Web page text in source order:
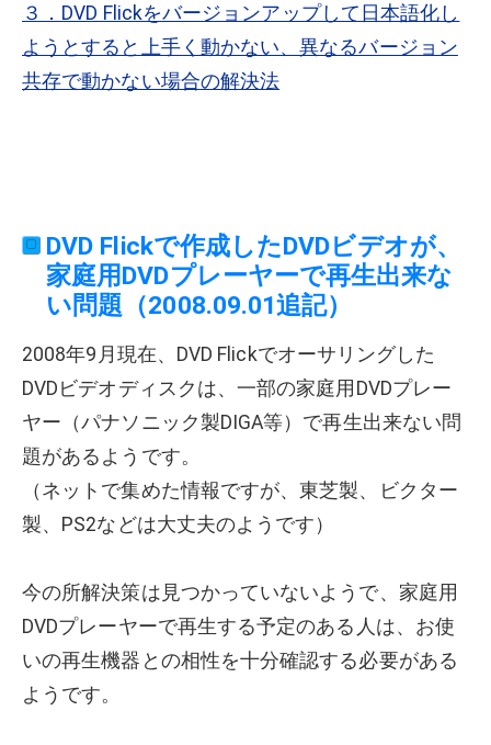
３．DVD Flickをバージョンアップして日本語化し
ようとすると上手く動かない、異なるバージョン
共存で動かない場合の解決法
DVD Flickで作成したDVDビデオが、
家庭用DVDプレーヤーで再生出来な
い問題（2008.09.01追記）
2008年9月現在、DVD Flickでオーサリングした
DVDビデオディスクは、一部の家庭用DVDプレー
ヤー（パナソニック製DIGA等）で再生出来ない問
題があるようです。
（ネットで集めた情報ですが、東芝製、ビクター
製、PS2などは大丈夫のようです）
今の所解決策は見つかっていないようで、家庭用
DVDプレーヤーで再生する予定のある人は、お使
いの再生機器との相性を十分確認する必要がある
ようです。